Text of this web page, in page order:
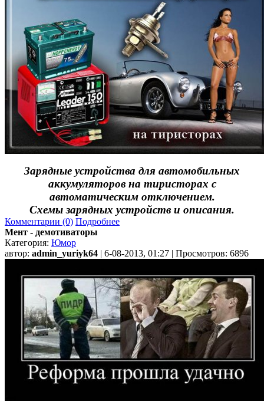
Зарядные устройства для автомобильных
аккумуляторов на тиристорах с
автоматическим отключением.
Схемы зарядных устройств и описания.
Комментарии (0) Подробнее
Мент - демотиваторы
Категория: Юмор
автор: admin_yuriyk64 | 6-08-2013, 01:27 | Просмотров: 6896